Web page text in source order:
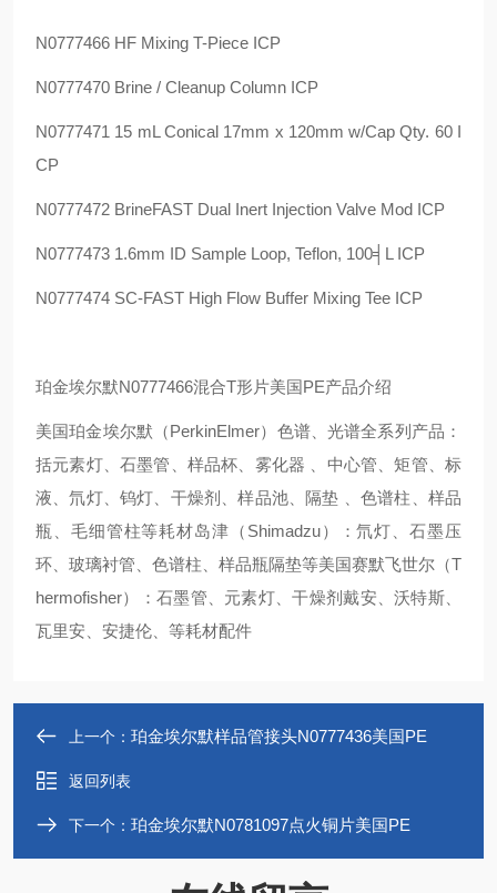
N0777466 HF Mixing T-Piece ICP
N0777470 Brine / Cleanup Column ICP
N0777471 15 mL Conical 17mm x 120mm w/Cap Qty. 60 I
CP
N0777472 BrineFAST Dual Inert Injection Valve Mod ICP
N0777473 1.6mm ID Sample Loop, Teflon, 100╡L ICP
N0777474 SC-FAST High Flow Buffer Mixing Tee ICP
珀金埃尔默N0777466混合T形片美国PE产品介绍
美国珀金埃尔默（PerkinElmer）色谱、光谱全系列产品：
括元素灯、石墨管、样品杯、雾化器 、中心管、矩管、标
液、氘灯、钨灯、干燥剂、样品池、隔垫 、色谱柱、样品
瓶、毛细管柱等耗材岛津（Shimadzu）：氘灯、石墨压
环、玻璃衬管、色谱柱、样品瓶隔垫等美国赛默飞世尔（T
hermofisher）：石墨管、元素灯、干燥剂戴安、沃特斯、
瓦里安、安捷伦、等耗材配件
上一个： 珀金埃尔默样品管接头N0777436美国PE
返回列表
下一个： 珀金埃尔默N0781097点火铜片美国PE